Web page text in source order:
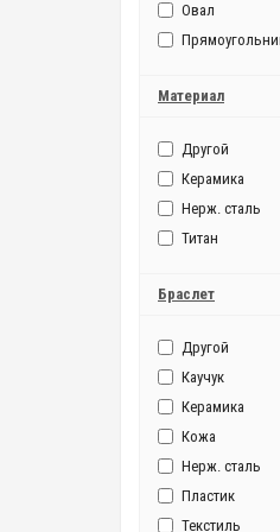
40A50
40N5A
40P50
40P51
40R53
40R56
40S62
46943
46943 Orient
46943(EM)
46A40
46B(ET)
Овал
Материал
Другой
Керамика
Нерж. сталь
Титан
Браслет
Другой
Каучук
Керамика
Кожа
Нерж. сталь
Пластик
Текстиль